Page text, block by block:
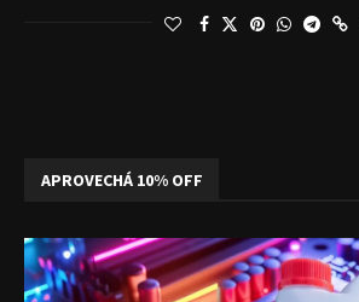
APROVECHÁ 10% OFF